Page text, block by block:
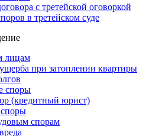
с третейской оговоркой
в третейском суде
лицам
при затоплении квартиры
споры
(кредитный юрист)
спорам